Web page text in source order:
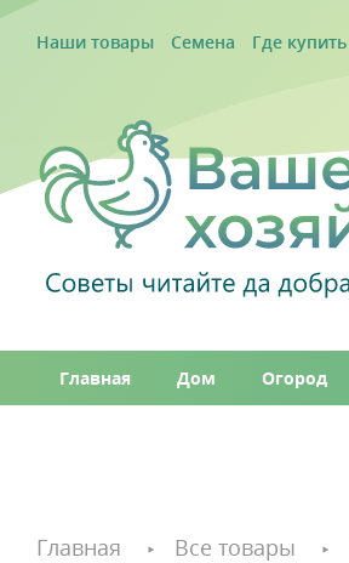
Наши товары Семена Где купить
Главная Дом Огород
Главная Все товары